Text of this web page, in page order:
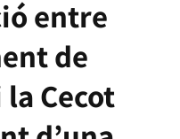
entre
de
Cecot